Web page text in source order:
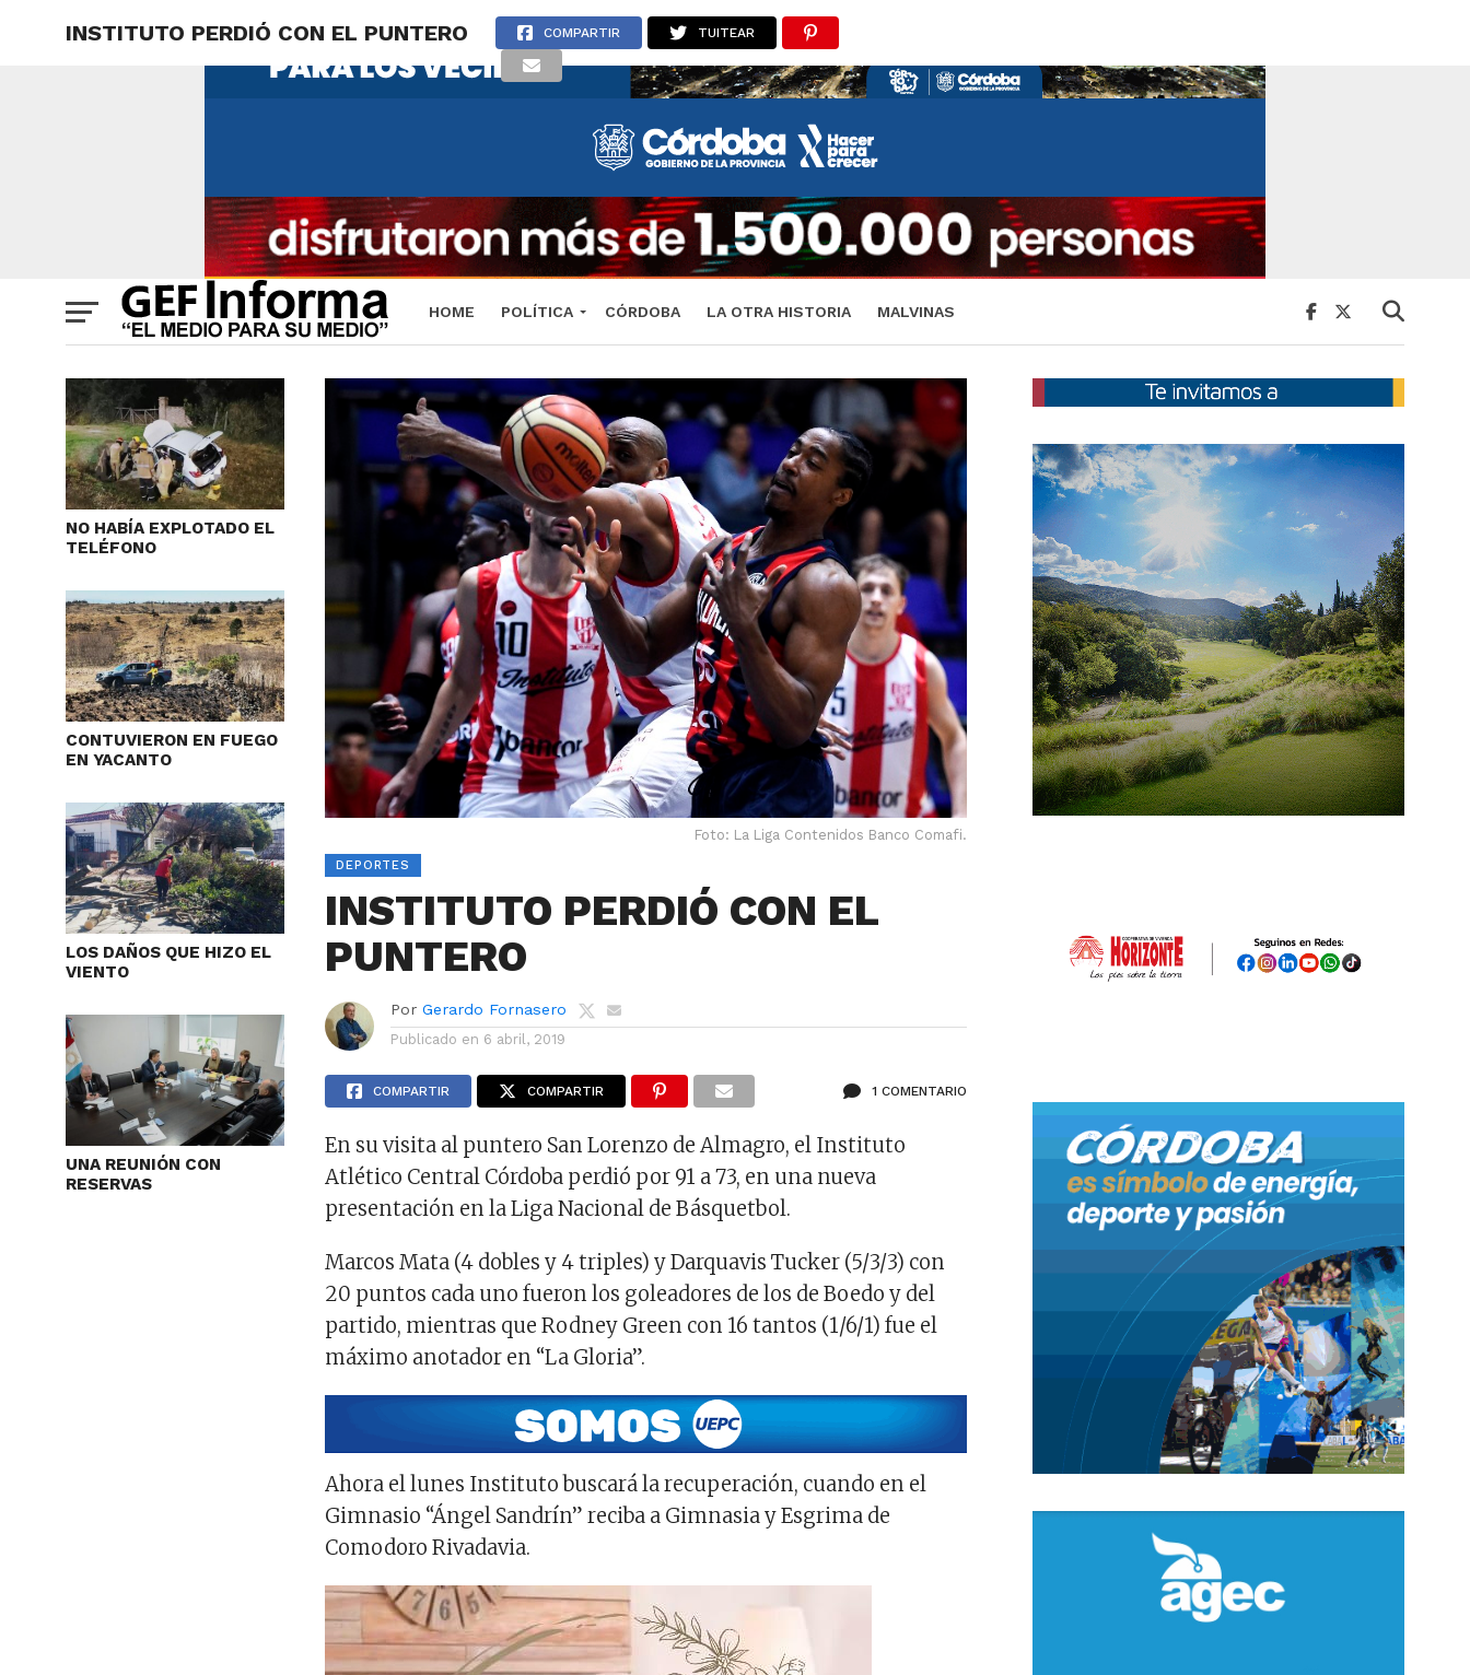
HOME POLÍTICA CÓRDOBA LA OTRA HISTORIA MALVINAS
INSTITUTO PERDIÓ CON EL PUNTERO COMPARTIR TUITEAR
NO HABÍA EXPLOTADO EL
TELÉFONO
CONTUVIERON EN FUEGO
EN YACANTO
LOS DAÑOS QUE HIZO EL
VIENTO
UNA REUNIÓN CON
RESERVAS
Foto: La Liga Contenidos Banco Comafi.
DEPORTES
INSTITUTO PERDIÓ CON EL
PUNTERO
Por Gerardo Fornasero
Publicado en 6 abril, 2019
COMPARTIR COMPARTIR 1 COMENTARIO
En su visita al puntero San Lorenzo de Almagro, el Instituto
Atlético Central Córdoba perdió por 91 a 73, en una nueva
presentación en la Liga Nacional de Básquetbol.
Marcos Mata (4 dobles y 4 triples) y Darquavis Tucker (5/3/3) con
20 puntos cada uno fueron los goleadores de los de Boedo y del
partido, mientras que Rodney Green con 16 tantos (1/6/1) fue el
máximo anotador en “La Gloria”.
Ahora el lunes Instituto buscará la recuperación, cuando en el
Gimnasio “Ángel Sandrín” reciba a Gimnasia y Esgrima de
Comodoro Rivadavia.